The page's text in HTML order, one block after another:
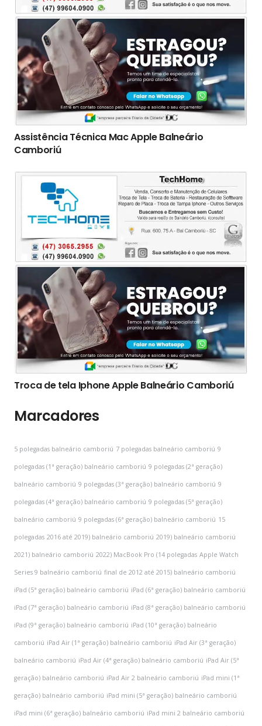
Assistência Técnica Mac Apple Balneário
Camboriú
Troca de tela Iphone Apple Balneário Camboriú
Marcadores
5 polegadas balneário camboriú 7 polegadas balneário camboriú 9
polegadas (1ª geração) balneário camboriú 9 polegadas (2ª geração)
balneário camboriú 9 polegadas (3ª geração) balneário camboriú 9
polegadas (4ª geração) balneário camboriú 9 polegadas (5ª geração)
balneário camboriú 9 polegadas (6ª geração) balneário camboriú 15
polegadas 2016 até 2019) balneário camboriú 2019) balneário camboriú
2021) balneário camboriú 2022) MacBook Pro (14 polegadas Apple Watch
Series 9 balneário camboriú final de 2012 até 2015) balneário camboriú
iPad (5ª geração) balneário camboriú iPad (6ª geração) balneário camboriú
iPad (7ª geração) balneário camboriú iPad (8ª geração) balneário camboriú
iPad (9ª geração) balneário camboriú iPad (10ª geração) balneário
camboriú iPad Air (1ª geração) balneário camboriú iPad Air (3ª geração)
balneário camboriú iPad Air (4ª geração) balneário camboriú iPad Air (5ª
geração) balneário camboriú iPad Air 2 balneário camboriú iPad mini (1ª
geração) balneário camboriú iPad mini (5ª geração) balneário camboriú
iPad mini (6ª geração) balneário camboriú iPad mini 2 balneário camboriú